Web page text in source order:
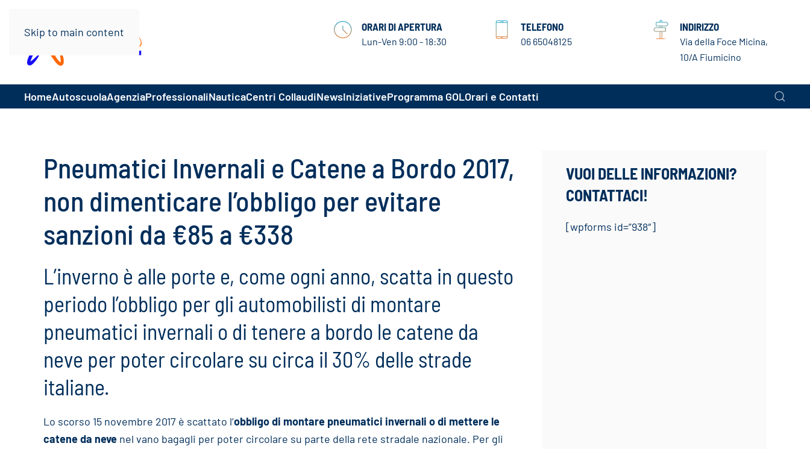
Skip to main content ORARI DI APERTURA
Lun-Ven 9:00 - 18:30
TELEFONO
06 65048125
INDIRIZZO
Via della Foce Micina,
10/A Fiumicino
HomeAutoscuolaAgenziaProfessionaliNauticaCentri CollaudiNewsIniziativeProgramma GOLOrari e Contatti
Pneumatici Invernali e Catene a Bordo 2017,
non dimenticare l’obbligo per evitare
sanzioni da €85 a €338
L’inverno è alle porte e, come ogni anno, scatta in questo
periodo l’obbligo per gli automobilisti di montare
pneumatici invernali o di tenere a bordo le catene da
neve per poter circolare su circa il 30% delle strade
italiane.
Lo scorso 15 novembre 2017 è scattato l’obbligo di montare pneumatici invernali o di mettere le
catene da neve nel vano bagagli per poter circolare su parte della rete stradale nazionale. Per gli
VUOI DELLE INFORMAZIONI?
CONTATTACI!
[wpforms id=”938″]